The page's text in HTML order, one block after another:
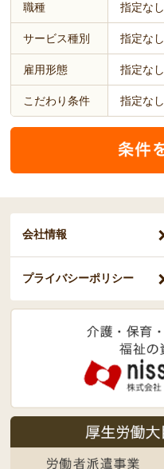
職種 指定なし
サービス種別 指定なし
雇用形態 指定なし
こだわり条件 指定なし
会社情報
プライバシーポリシー